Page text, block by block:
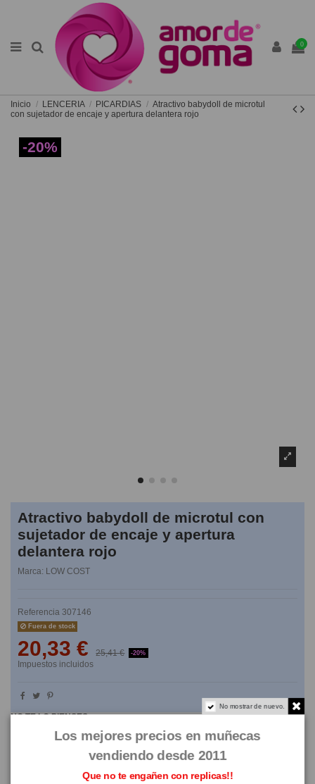
0
Inicio LENCERIA PICARDIAS
Atractivo babydoll de microtul
con sujetador de encaje y apertura delantera rojo
-20%
Atractivo babydoll de microtul con
sujetador de encaje y apertura
delantera rojo
Marca: LOW COST
Referencia 307146
Fuera de stock
20,33 € 25,41 € -20%
Impuestos incluidos
NO TE LO PIENSES
No mostrar de nuevo.
Los mejores precios en muñecas
vendiendo desde 2011
Que no te engañen con replicas!!